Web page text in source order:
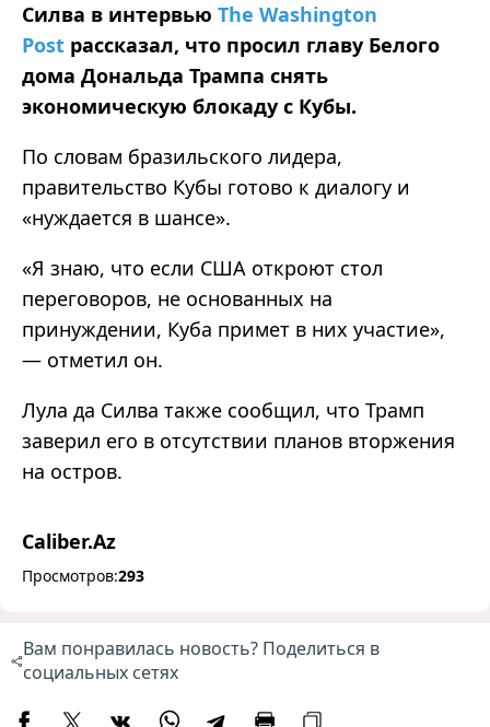
Силва в интервью The Washington
Post рассказал, что просил главу Белого
дома Дональда Трампа снять
экономическую блокаду с Кубы.
По словам бразильского лидера,
правительство Кубы готово к диалогу и
«нуждается в шансе».
«Я знаю, что если США откроют стол
переговоров, не основанных на
принуждении, Куба примет в них участие»,
— отметил он.
Лула да Силва также сообщил, что Трамп
заверил его в отсутствии планов вторжения
на остров.
Caliber.Az
Просмотров:293
Вам понравилась новость? Поделиться в
социальных сетях